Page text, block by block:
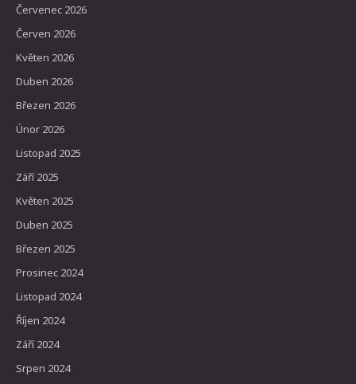
Červenec 2026
Červen 2026
Květen 2026
Duben 2026
Březen 2026
Únor 2026
Listopad 2025
Září 2025
Květen 2025
Duben 2025
Březen 2025
Prosinec 2024
Listopad 2024
Říjen 2024
Září 2024
Srpen 2024